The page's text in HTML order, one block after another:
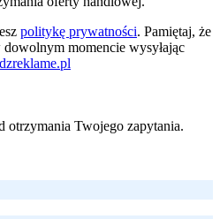
politykę prywatności. Pamiętaj, że
momencie wysyłając
otrzymania Twojego zapytania.